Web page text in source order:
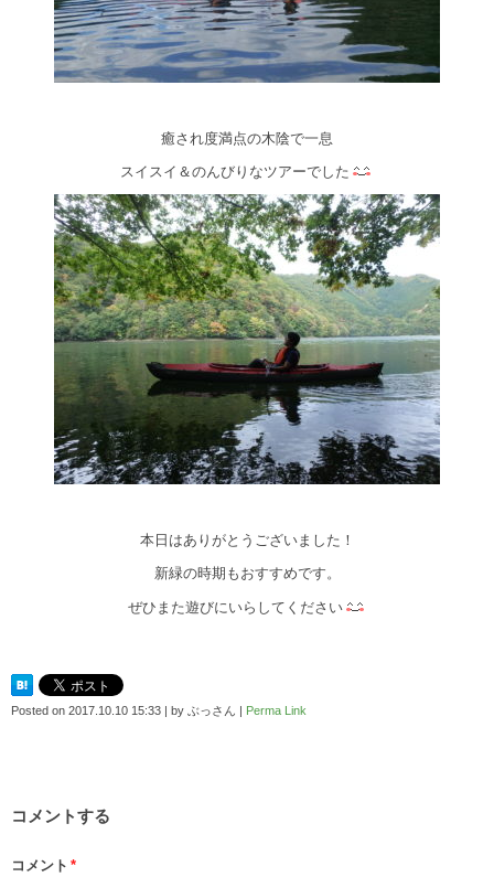
癒され度満点の木陰で一息
スイスイ＆のんびりなツアーでした
本日はありがとうございました！
新緑の時期もおすすめです。
ぜひまた遊びにいらしてください
Posted on 2017.10.10 15:33 | by ぶっさん | Perma Link
コメントする
コメント *